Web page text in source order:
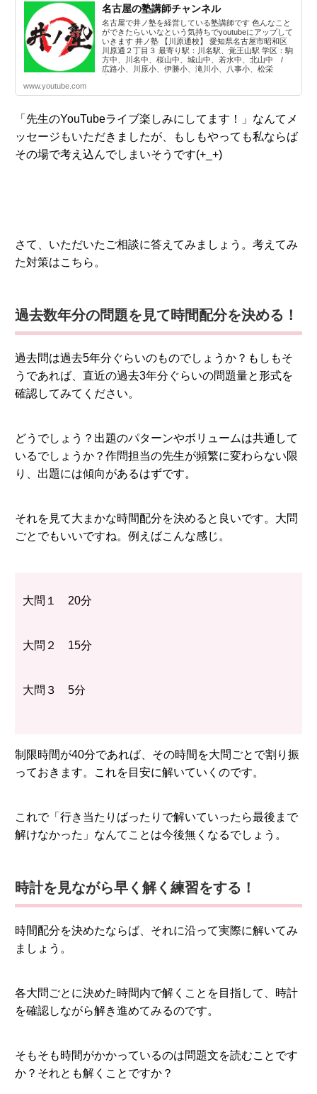
名古屋の塾講師チャンネル
名古屋で井ノ塾を経営している塾講師です 色んなこと
ができたらいいなという気持ちでyoutubeにアップして
いきます 井ノ塾 【川原通校】 愛知県名古屋市昭和区
川原通２丁目３ 最寄り駅：川名駅、覚王山駅 学区：駒
方中、川名中、桜山中、城山中、若水中、北山中 /
広路小、川原小、伊勝小、滝川小、八事小、松栄
www.youtube.com
「先生のYouTubeライブ楽しみにしてます！」なんてメ
ッセージもいただきましたが、もしもやっても私ならば
その場で考え込んでしまいそうです(+_+)
さて、いただいたご相談に答えてみましょう。考えてみ
た対策はこちら。
過去数年分の問題を見て時間配分を決める！
過去問は過去5年分ぐらいのものでしょうか？もしもそ
うであれば、直近の過去3年分ぐらいの問題量と形式を
確認してみてください。
どうでしょう？出題のパターンやボリュームは共通して
いるでしょうか？作問担当の先生が頻繁に変わらない限
り、出題には傾向があるはずです。
それを見て大まかな時間配分を決めると良いです。大問
ごとでもいいですね。例えばこんな感じ。
大問１ 20分
大問２ 15分
大問３ 5分
制限時間が40分であれば、その時間を大問ごとで割り振
っておきます。これを目安に解いていくのです。
これで「行き当たりばったりで解いていったら最後まで
解けなかった」なんてことは今後無くなるでしょう。
時計を見ながら早く解く練習をする！
時間配分を決めたならば、それに沿って実際に解いてみ
ましょう。
各大問ごとに決めた時間内で解くことを目指して、時計
を確認しながら解き進めてみるのです。
そもそも時間がかかっているのは問題文を読むことです
か？それとも解くことですか？